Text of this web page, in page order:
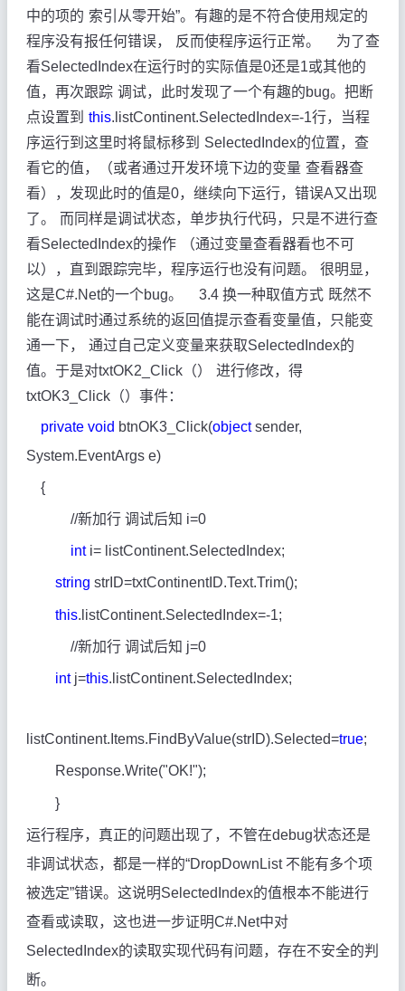
中的项的 索引从零开始”。有趣的是不符合使用规定的
程序没有报任何错误，
反而使程序运行正常。
为了查
看SelectedIndex在运行时的实际值是0还是1或其他的
值，再次跟踪 调试，此时发现了一个有趣的bug。把断
点设置到 this.listContinent.SelectedIndex=-1行，当程
序运行到这里时将鼠标移到 SelectedIndex的位置，查
看它的值，（或者通过开发环境下边的变量 查看器查
看），发现此时的值是0，继续向下运行，错误A又出现
了。
而同样是调试状态，单步执行代码，只是不进行查
看SelectedIndex的操作
（通过变量查看器看也不可
以），直到跟踪完毕，程序运行也没有问题。
很明显，
这是C#.Net的一个bug。
3.4 换一种取值方式 既然不
能在调试时通过系统的返回值提示查看变量值，只能变
通一下，
通过自己定义变量来获取SelectedIndex的
值。于是对txtOK2_Click（）
进行修改，得
txtOK3_Click（）事件：
private void btnOK3_Click(objectsender,
System.EventArgs e)
{
//新加行 调试后知 i=0
inti= listContinent.SelectedIndex;
string strID=txtContinentID.Text.Trim();
this.listContinent.SelectedIndex=-1;
//新加行 调试后知 j=0
intj=this.listContinent.SelectedIndex;
listContinent.Items.FindByValue(strID).Selected=true;
Response.Write("OK!");
}
运行程序，真正的问题出现了，不管在debug状态还是
非调试状态，都是一样的“DropDownList 不能有多个项
被选定”错误。这说明SelectedIndex的值根本不能进行
查看或读取，这也进一步证明C#.Net中对
SelectedIndex的读取实现代码有问题，存在不安全的判
断。